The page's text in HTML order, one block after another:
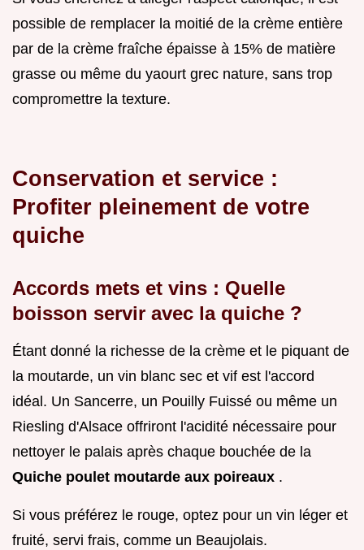
possible de remplacer la moitié de la crème entière
par de la crème fraîche épaisse à 15% de matière
grasse ou même du yaourt grec nature, sans trop
compromettre la texture.
Conservation et service :
Profiter pleinement de votre
quiche
Accords mets et vins : Quelle
boisson servir avec la quiche ?
Étant donné la richesse de la crème et le piquant de
la moutarde, un vin blanc sec et vif est l'accord
idéal. Un Sancerre, un Pouilly Fuissé ou même un
Riesling d'Alsace offriront l'acidité nécessaire pour
nettoyer le palais après chaque bouchée de la
Quiche poulet moutarde aux poireaux .
Si vous préférez le rouge, optez pour un vin léger et
fruité, servi frais, comme un Beaujolais.